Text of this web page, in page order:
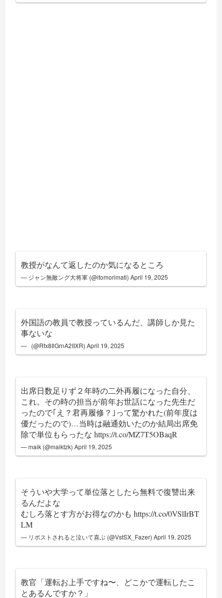
教授がなんて返したのか気になるところ
— ジャン無敵ング大将軍 (@itomorimati)April 19, 2025
外国語の教員で教授っているんだ、講師しか見た
事ないな
— ︎ ︎︎︎︎︎ (@Rfx8IlGrnA2IIXR)April 19, 2025
出席日数足りず２年時の二外再履になった自分、
これ。その時の担当が前年お世話になった先生だ
ったので｢え？君再履修？｣って驚かれた(前年度は
優だったので)…当時は融通効いたのか結局出席免
除で単位もらったなhttps://t.co/MZ7T5OBaqR
— maik (@maiktzk)April 19, 2025
そういや大学って単位落としたら無料で復讐出来
るんだよな
むしろ落とす方がお得なのかもhttps://t.co/0VSlIrBT
LM
— リポストされると泣いて喜ぶ (@VstSX_Fazer)April 19, 2025
教官「運転お上手ですね〜、どこかで運転したこ
とあるんですか？」